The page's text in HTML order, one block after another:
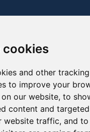
cookies
and other tracking
to improve your
our website, to
content and
website traffic, and to